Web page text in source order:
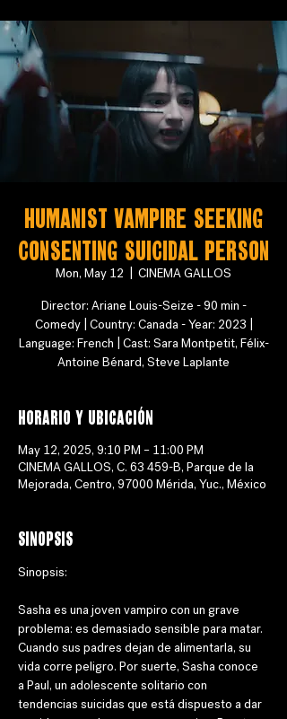
Humanist vampire seeking
consenting suicidal person
Mon, May 12
CINEMA GALLOS
Director: Ariane Louis-Seize - 90 min -
Comedy | Country: Canada - Year: 2023 |
Language: French | Cast: Sara Montpetit, Félix-
Antoine Bénard, Steve Laplante
Horario y ubicación
May 12, 2025, 9:10 PM – 11:00 PM
CINEMA GALLOS, C. 63 459-B, Parque de la
Mejorada, Centro, 97000 Mérida, Yuc., México
Sinopsis
Sinopsis:
Sasha es una joven vampiro con un grave
problema: es demasiado sensible para matar.
Cuando sus padres dejan de alimentarla, su
vida corre peligro. Por suerte, Sasha conoce
a Paul, un adolescente solitario con
tendencias suicidas que está dispuesto a dar